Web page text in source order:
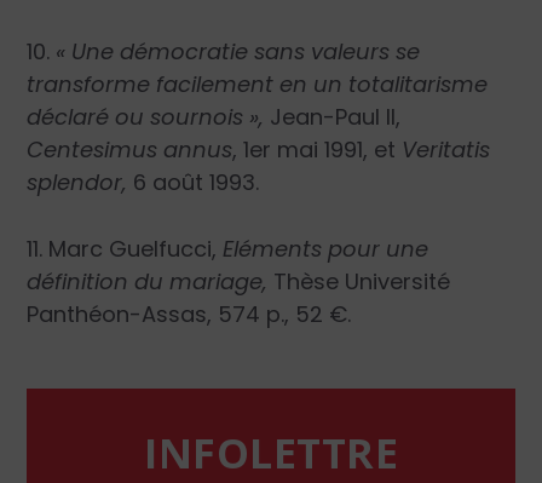
10. « Une démocratie sans valeurs se
transforme facilement en un totalitarisme
déclaré ou sournois », Jean-Paul II,
Centesimus annus, 1er mai 1991, et Veritatis
splendor, 6 août 1993.
11. Marc Guelfucci, Eléments pour une
définition du mariage, Thèse Université
Panthéon-Assas, 574 p., 52 €.
INFOLETTRE